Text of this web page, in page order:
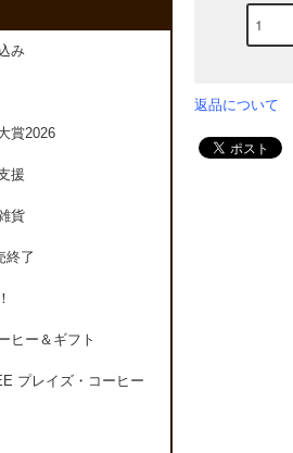
返品について
み
賞2026
援
貨
終了
ヒー＆ギフト
プレイズ・コーヒー